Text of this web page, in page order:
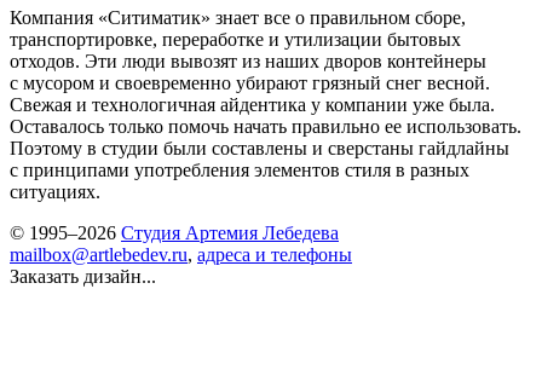
Компания «Ситиматик» знает все о правильном сборе,
транспортировке, переработке и утилизации бытовых
отходов. Эти люди вывозят из наших дворов контейнеры
с мусором и своевременно убирают грязный снег весной.
Свежая и технологичная айдентика у компании уже была.
Оставалось только помочь начать правильно ее использовать.
Поэтому в студии были составлены и сверстаны гайдлайны
с принципами употребления элементов стиля в разных
ситуациях.
© 1995–2026 Студия Артемия Лебедева
mailbox@artlebedev.ru, адреса и телефоны
Заказать дизайн...